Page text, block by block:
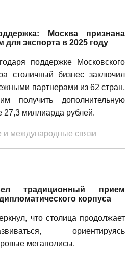
Москва признана
экспорта в 2025 году
поддержке Московского
столичный бизнес заключил
партнерами из 62 стран,
получить дополнительную
27,3 миллиарда рублей.
и международные связи
традиционный прием
корпуса
что столица продолжает
ориентируясь
мегаполисы.